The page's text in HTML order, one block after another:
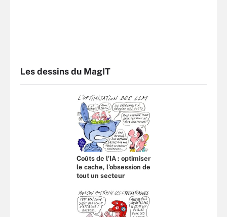
Les dessins du MagIT
Coûts de l'IA : optimiser
le cache, l’obsession de
tout un secteur